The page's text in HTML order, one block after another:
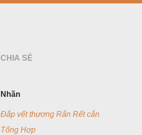
CHIA SẺ
Nhãn
Đắp vết thương Rắn Rết cắn
Tổng Hợp